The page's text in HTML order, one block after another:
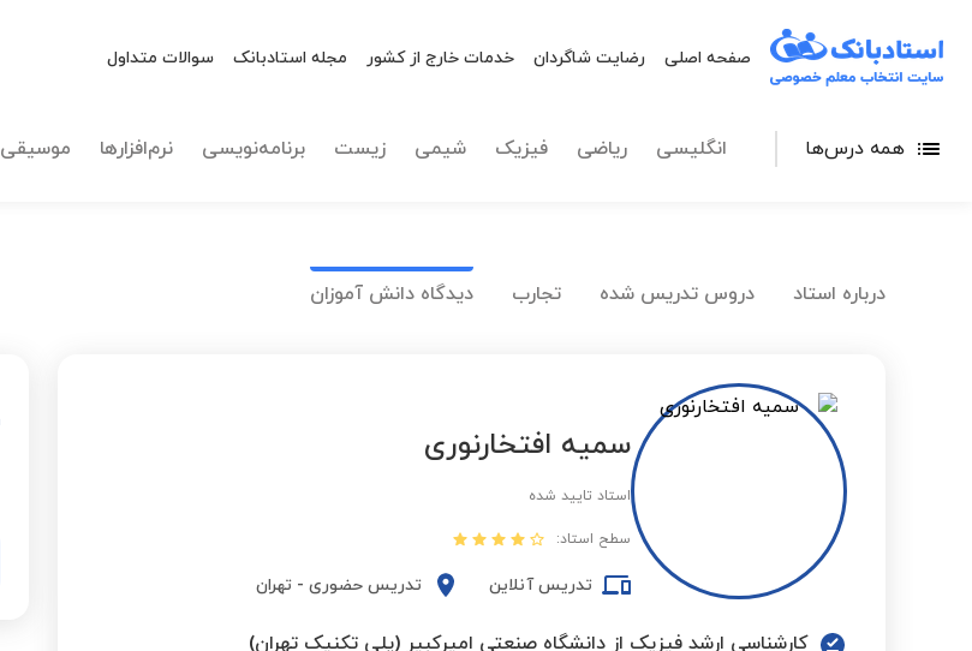
صفحه اصلی رضایت شاگردان خدمات خارج از کشور مجله استادبانک سوالات متداول
همه درس‌ها انگلیسی ریاضی فیزیک شیمی زیست برنامه‌نویسی نرم‌افزارها موسیقی
درباره استاد دروس تدریس شده تجارب دیدگاه دانش آموزان
سمیه افتخارنوری
استاد تایید شده
سطح استاد:
تدریس آنلاین تدریس حضوری - تهران
کارشناسی ارشد فیزیک از دانشگاه صنعتی امیرکبیر (پلی تکنیک تهران)